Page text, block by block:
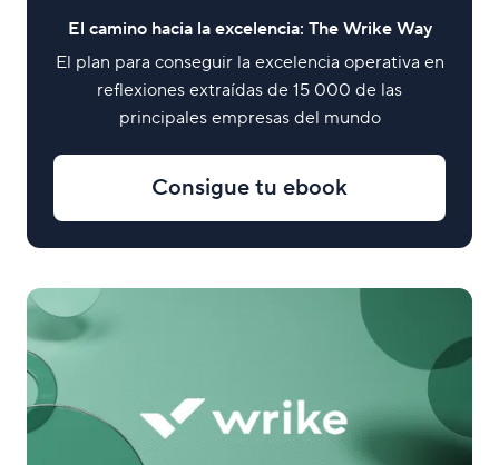
El camino hacia la excelencia: The Wrike Way
El plan para conseguir la excelencia operativa en
reflexiones extraídas de 15 000 de las
principales empresas del mundo
Consigue tu ebook